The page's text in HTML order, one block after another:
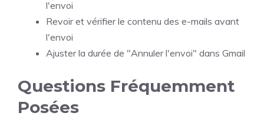
l'envoi
Revoir et vérifier le contenu des e-mails avant
l'envoi
Ajuster la durée de "Annuler l'envoi" dans Gmail
Questions Fréquemment
Posées